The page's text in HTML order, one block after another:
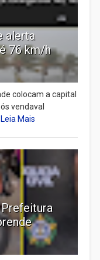
alerta
76 km/h
colocam a capital
vendaval
Leia Mais